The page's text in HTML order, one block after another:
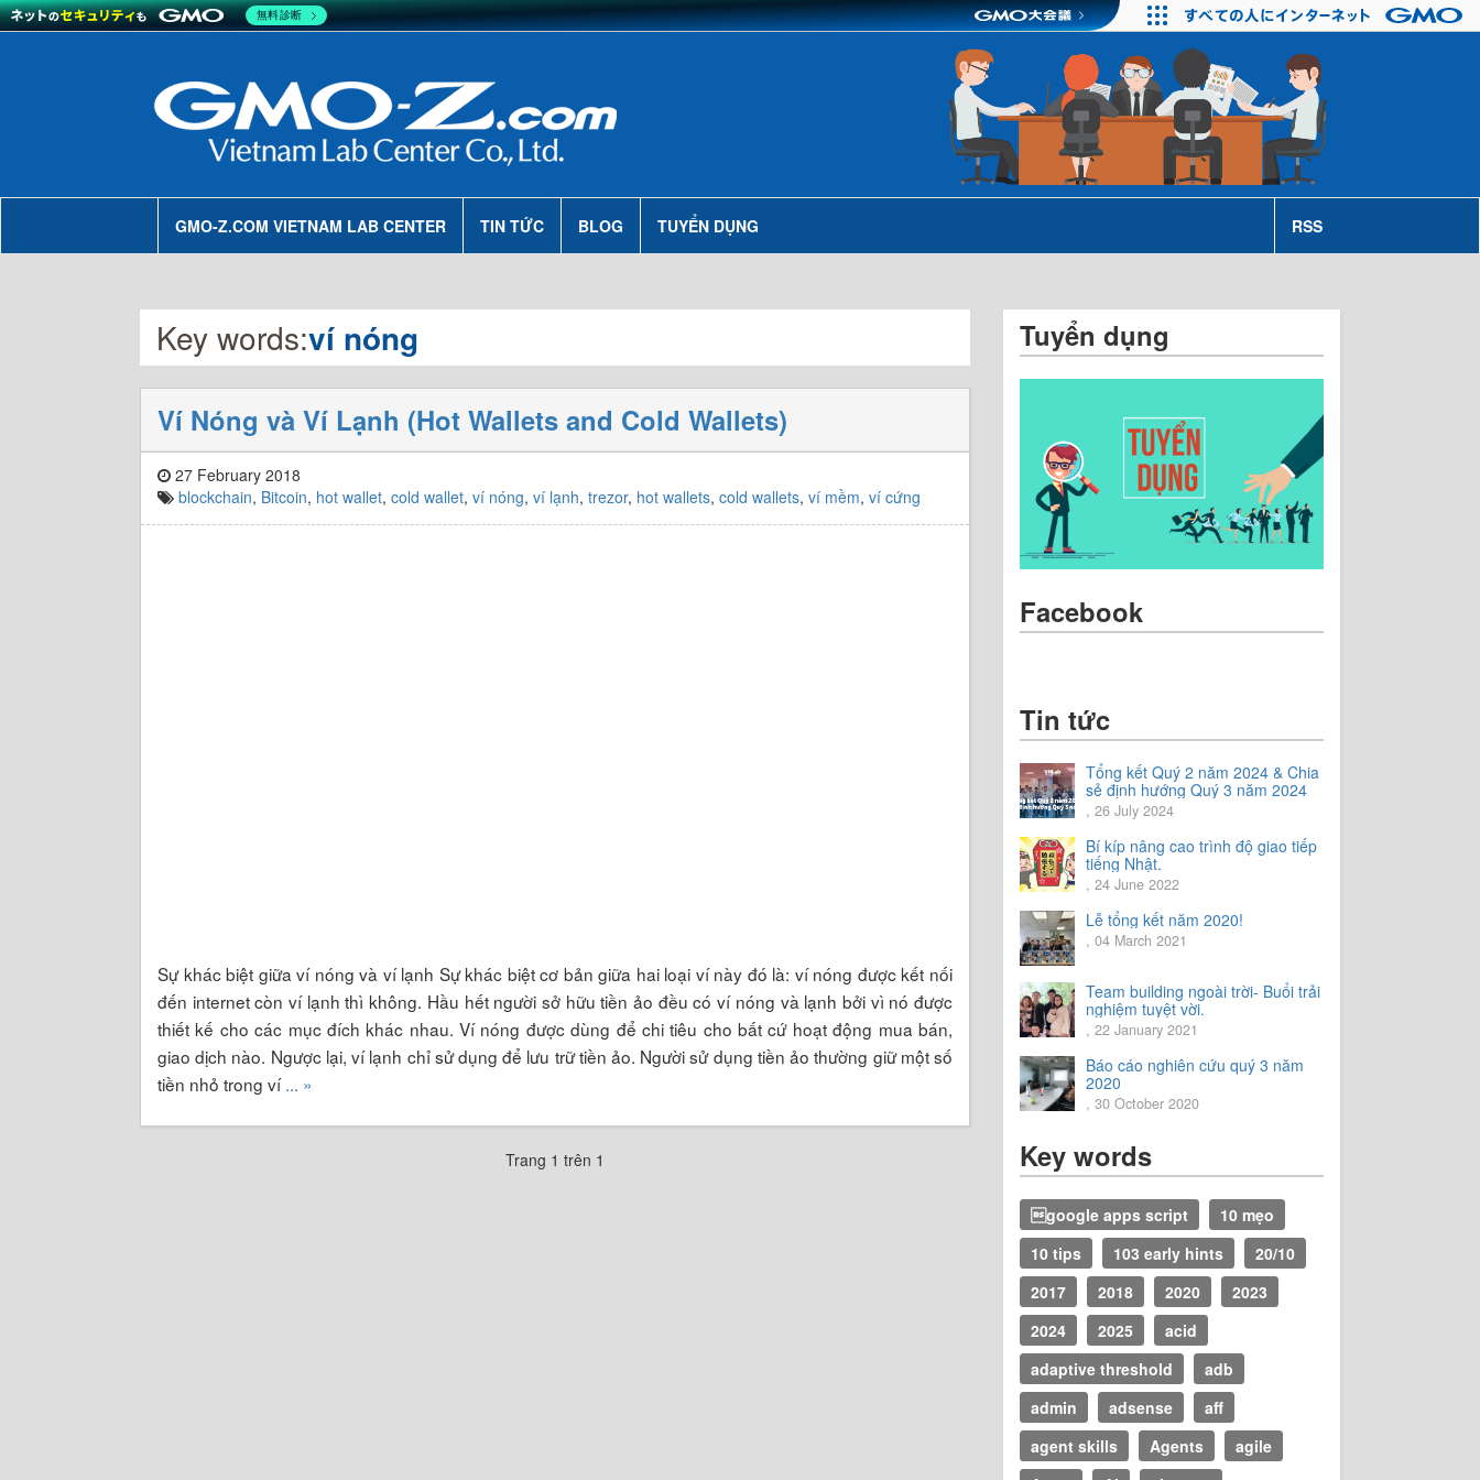
GMO-Z.COM VIETNAM LAB CENTER TIN TỨC BLOG TUYỂN DỤNG RSS
Key words:ví nóng
Ví Nóng và Ví Lạnh (Hot Wallets and Cold Wallets)
27 February 2018
blockchain, Bitcoin, hot wallet, cold wallet, ví nóng, ví lạnh, trezor, hot wallets, cold wallets, ví mềm, ví cứng
Sự khác biệt giữa ví nóng và ví lạnh Sự khác biệt cơ bản giữa hai loại ví này đó là: ví nóng được kết nối
đến internet còn ví lạnh thì không. Hầu hết người sở hữu tiền ảo đều có ví nóng và lạnh bởi vì nó được
thiết kế cho các mục đích khác nhau. Ví nóng được dùng để chi tiêu cho bất cứ hoạt động mua bán,
giao dịch nào. Ngược lại, ví lạnh chỉ sử dụng để lưu trữ tiền ảo. Người sử dụng tiền ảo thường giữ một số
tiền nhỏ trong ví... »
Trang 1 trên 1
Tuyển dụng
Facebook
Tin tức
Tổng kết Quý 2 năm 2024 & Chia
sẻ định hướng Quý 3 năm 2024
, 26 July 2024
Bí kíp nâng cao trình độ giao tiếp
tiếng Nhật.
, 24 June 2022
Lễ tổng kết năm 2020!
, 04 March 2021
Team building ngoài trời- Buổi trải
nghiệm tuyệt vời.
, 22 January 2021
Báo cáo nghiên cứu quý 3 năm
2020
, 30 October 2020
Key words
google apps script
10 mẹo
10 tips
103 early hints
20/10
2017
2018 2020
2023
2024
2025
acid
adaptive threshold
adb
admin
adsense
aff
agent skills
Agents
agile
無料診断